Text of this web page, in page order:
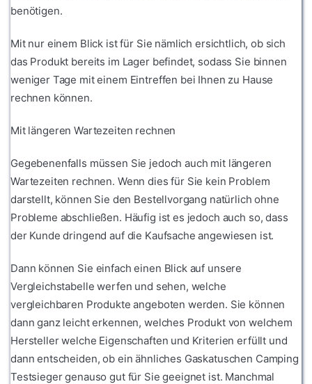
benötigen.
Mit nur einem Blick ist für Sie nämlich ersichtlich, ob sich
das Produkt bereits im Lager befindet, sodass Sie binnen
weniger Tage mit einem Eintreffen bei Ihnen zu Hause
rechnen können.
Mit längeren Wartezeiten rechnen
Gegebenenfalls müssen Sie jedoch auch mit längeren
Wartezeiten rechnen. Wenn dies für Sie kein Problem
darstellt, können Sie den Bestellvorgang natürlich ohne
Probleme abschließen. Häufig ist es jedoch auch so, dass
der Kunde dringend auf die Kaufsache angewiesen ist.
Dann können Sie einfach einen Blick auf unsere
Vergleichstabelle werfen und sehen, welche
vergleichbaren Produkte angeboten werden. Sie können
dann ganz leicht erkennen, welches Produkt von welchem
Hersteller welche Eigenschaften und Kriterien erfüllt und
dann entscheiden, ob ein ähnliches Gaskatuschen Camping
Testsieger genauso gut für Sie geeignet ist. Manchmal